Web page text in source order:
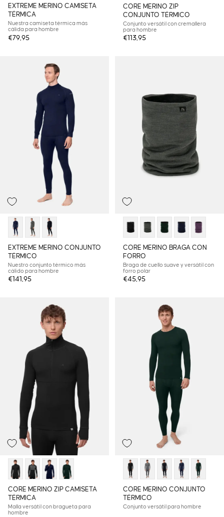
EXTREME MERINO CAMISETA
TÉRMICA
Nuestra camiseta térmica más
cálida para hombre
€79,95
CORE MERINO ZIP
CONJUNTO TÉRMICO
Conjunto versátil con cremallera
para hombre
€113,95
EXTREME MERINO CONJUNTO
TÉRMICO
Nuestro conjunto térmico más
cálido para hombre
€141,95
CORE MERINO BRAGA CON
FORRO
Braga de cuello suave y versátil con
forro polar
€45,95
CORE MERINO ZIP CAMISETA
TÉRMICA
Malla versátil con bragueta para
hombre
CORE MERINO CONJUNTO
TÉRMICO
Conjunto versátil para hombre